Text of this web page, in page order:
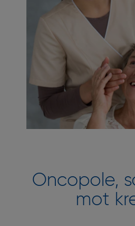
Oncopole,
mot